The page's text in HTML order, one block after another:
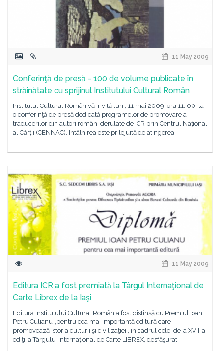
11 May 2009
Conferinţă de presă - 100 de volume publicate în
străinătate cu sprijinul Institutului Cultural Român
Institutul Cultural Român vă invită luni, 11 mai 2009, ora 11. 00, la
o conferinţă de presă dedicată programelor de promovare a
traducerilor din autori români derulate de ICR prin Centrul Naţional
al Cărţii (CENNAC). Întâlnirea este prilejuită de atingerea
11 May 2009
Editura ICR a fost premiată la Târgul Internaţional de
Carte Librex de la Iaşi
Editura Institutului Cultural Român a fost distinsă cu Premiul Ioan
Petru Culianu „pentru cea mai importantă editură care
promovează istoria culturii şi civilizaţiei , în cadrul celei de-a XVII-a
ediţii a Târgului Internaţional de Carte LIBREX, desfăşurat